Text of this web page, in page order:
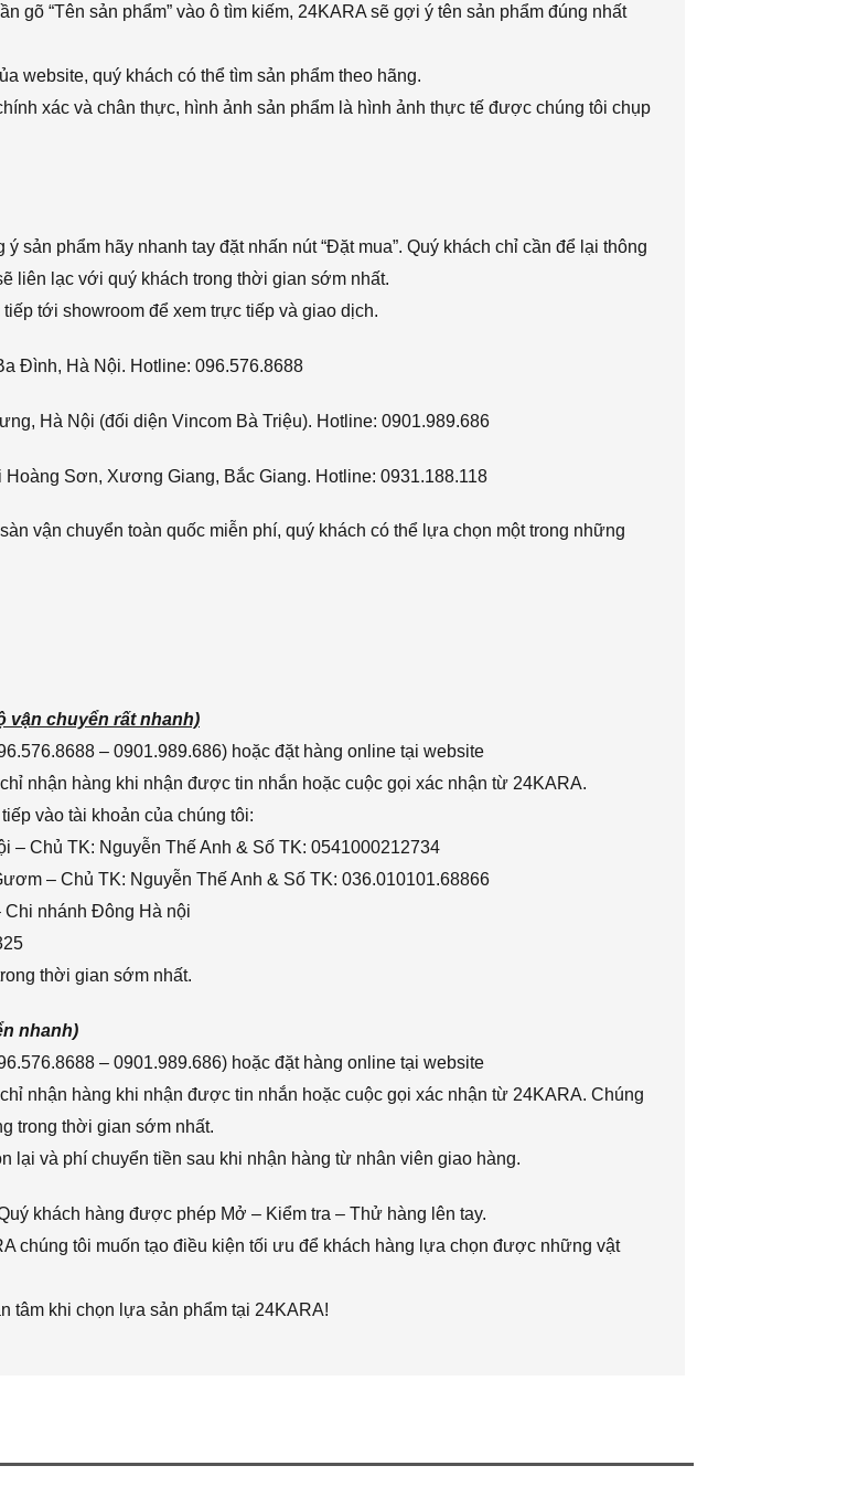
gõ “Tên sản phẩm” vào ô tìm kiếm, 24KARA sẽ gợi ý tên sản phẩm đúng nhất
website, quý khách có thể tìm sản phẩm theo hãng.
xác và chân thực, hình ảnh sản phẩm là hình ảnh thực tế được chúng tôi chụp
sản phẩm hãy nhanh tay đặt nhấn nút “Đặt mua”. Quý khách chỉ cần để lại thông
liên lạc với quý khách trong thời gian sớm nhất.
tới showroom để xem trực tiếp và giao dịch.
Đình, Hà Nội. Hotline: 096.576.8688
Hà Nội (đối diện Vincom Bà Triệu). Hotline: 0901.989.686
Sơn, Xương Giang, Bắc Giang. Hotline: 0931.188.118
vận chuyển toàn quốc miễn phí, quý khách có thể lựa chọn một trong những
vận chuyển rất nhanh)
– 0901.989.686) hoặc đặt hàng online tại website
nhận hàng khi nhận được tin nhắn hoặc cuộc gọi xác nhận từ 24KARA.
vào tài khoản của chúng tôi:
– Chủ TK: Nguyễn Thế Anh & Số TK: 0541000212734
– Chủ TK: Nguyễn Thế Anh & Số TK: 036.010101.68866
Chi nhánh Đông Hà nội
thời gian sớm nhất.
nhanh)
– 0901.989.686) hoặc đặt hàng online tại website
nhận hàng khi nhận được tin nhắn hoặc cuộc gọi xác nhận từ 24KARA. Chúng
trong thời gian sớm nhất.
lại và phí chuyển tiền sau khi nhận hàng từ nhân viên giao hàng.
khách hàng được phép Mở – Kiểm tra – Thử hàng lên tay.
chúng tôi muốn tạo điều kiện tối ưu để khách hàng lựa chọn được những vật
tâm khi chọn lựa sản phẩm tại 24KARA!